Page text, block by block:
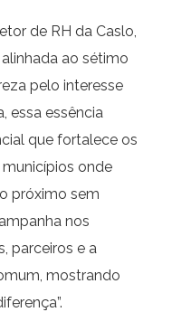
de RH da Caslo,
ao sétimo
pelo interesse
essa essência
que fortalece os
onde
próximo sem
nos
parceiros e a
mostrando